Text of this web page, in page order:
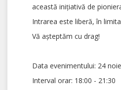
această inițiativă de
Intrarea este liberă, în
Vă așteptăm cu drag!
Data evenimentului: 24
Interval orar: 18:00 - 21:30